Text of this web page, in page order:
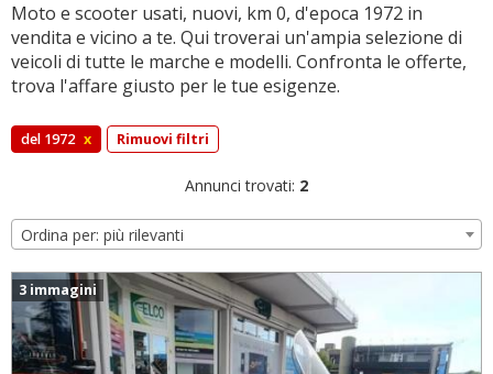
Moto e scooter usati, nuovi, km 0, d'epoca 1972 in
vendita e vicino a te. Qui troverai un'ampia selezione di
veicoli di tutte le marche e modelli. Confronta le offerte,
trova l'affare giusto per le tue esigenze.
del 1972 x Rimuovi filtri
Annunci trovati: 2
Ordina per: più rilevanti
3 immagini